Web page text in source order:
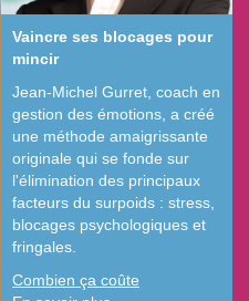
Vaincre ses blocages pour
mincir
Jean-Michel Gurret, coach en
gestion des émotions, a créé
une méthode amaigrissante
originale qui se fonde sur
l'élimination des principaux
facteurs du surpoids : stress,
blocages psychologiques et
fringales.
Combien ça coûte